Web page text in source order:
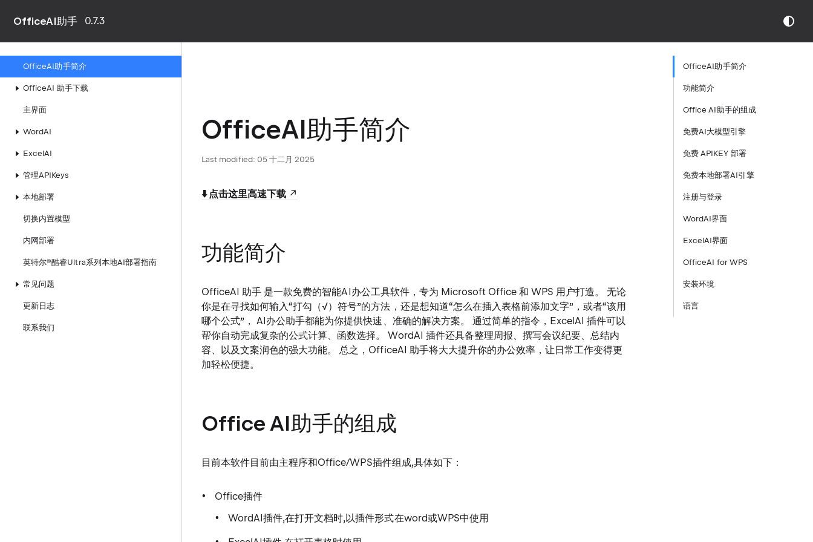
OfficeAI助手 0.7.3
OfficeAI助手简介
OfficeAI 助手下载
主界面
WordAI
ExcelAI
管理APIKeys
本地部署
切换内置模型
内网部署
英特尔®酷睿Ultra系列本地AI部署指南
常见问题
更新日志
联系我们
OfficeAI助手简介
Last modified: 05 十二月 2025
⬇️ 点击这里高速下载
功能简介
OfficeAI 助手 是一款免费的智能AI办公工具软件，专为 Microsoft Office 和 WPS 用户打造。 无论
你是在寻找如何输入“打勾（√）符号”的方法，还是想知道“怎么在插入表格前添加文字”，或者“该用
哪个公式”， AI办公助手都能为你提供快速、准确的解决方案。 通过简单的指令，ExcelAI 插件可以
帮你自动完成复杂的公式计算、函数选择。 WordAI 插件还具备整理周报、撰写会议纪要、总结内
容、以及文案润色的强大功能。 总之，OfficeAI 助手将大大提升你的办公效率，让日常工作变得更
加轻松便捷。
Office AI助手的组成
目前本软件目前由主程序和Office/WPS插件组成,具体如下：
Office插件
WordAI插件,在打开文档时,以插件形式在word或WPS中使用
OfficeAI助手简介
功能简介
Office AI助手的组成
免费AI大模型引擎
免费 APIKEY 部署
免费本地部署AI引擎
注册与登录
WordAI界面
ExcelAI界面
OfficeAI for WPS
安装环境
语言